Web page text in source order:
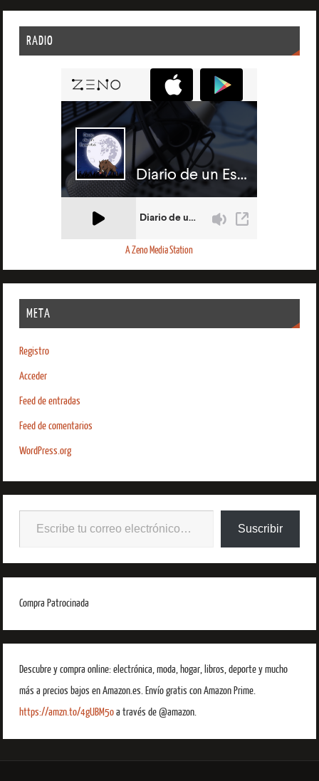
RADIO
A Zeno Media Station
META
Registro
Acceder
Feed de entradas
Feed de comentarios
WordPress.org
Suscribir
Compra Patrocinada
Descubre y compra online: electrónica, moda, hogar, libros, deporte y mucho
más a precios bajos en Amazon.es. Envío gratis con Amazon Prime.
https://amzn.to/4gUBM5oa través de @amazon.